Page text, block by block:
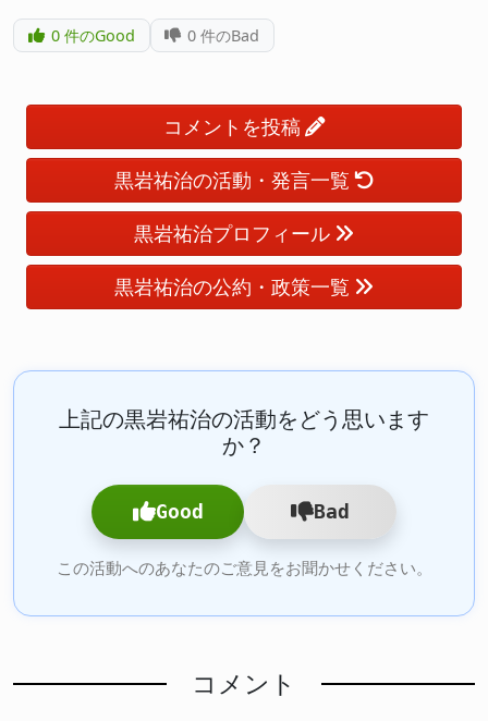
0件のGood 0 件のBad
コメントを投稿
黒岩祐治の活動・発言一覧
黒岩祐治プロフィール
黒岩祐治の公約・政策一覧
上記の黒岩祐治の活動をどう思います
か？
Good Bad
この活動へのあなたのご意見をお聞かせください。
コメント